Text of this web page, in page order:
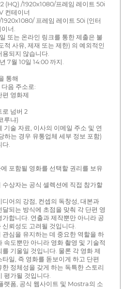
(HQ) /1920x1080/프레임 레이트 50i
컨테이너
프레임 레이트 50i (인터
너.
또는 온라인 링크를 통한 제출은 불
적 사유, 제재 또는 제한) 의 예외적인
용되지 않습니다.
7월 10일 14:00 까지.
통해
다음 주소로:
편 영화제
로 넘버 2
루냐)
기술 자료, 이사의 이메일 주소 및 연
하는 경우 유통업체 세부 정보 포함)
다.
포함될 영화를 선택할 권리를 보유
수상자는 공식 셀렉션에 직접 참가할
디어의 강점, 컨셉의 독창성, 대본과
되는 방식에 초점을 맞춰 각 단편 영
합니다. 연출과 제작뿐만 아니라 공
신뢰성도 고려될 것입니다.
관심을 유지하는 데 중요한 역할을 하
속도뿐만 아니라 영화 촬영 및 기술적
기울일 것입니다. 물론 각 영화 제
일, 즉 영화를 돋보이게 하고 단편
한 정체성을 갖게 하는 독특한 스토리
평가될 것입니다.
랫폼, 공식 웹사이트 및 Mostra의 소